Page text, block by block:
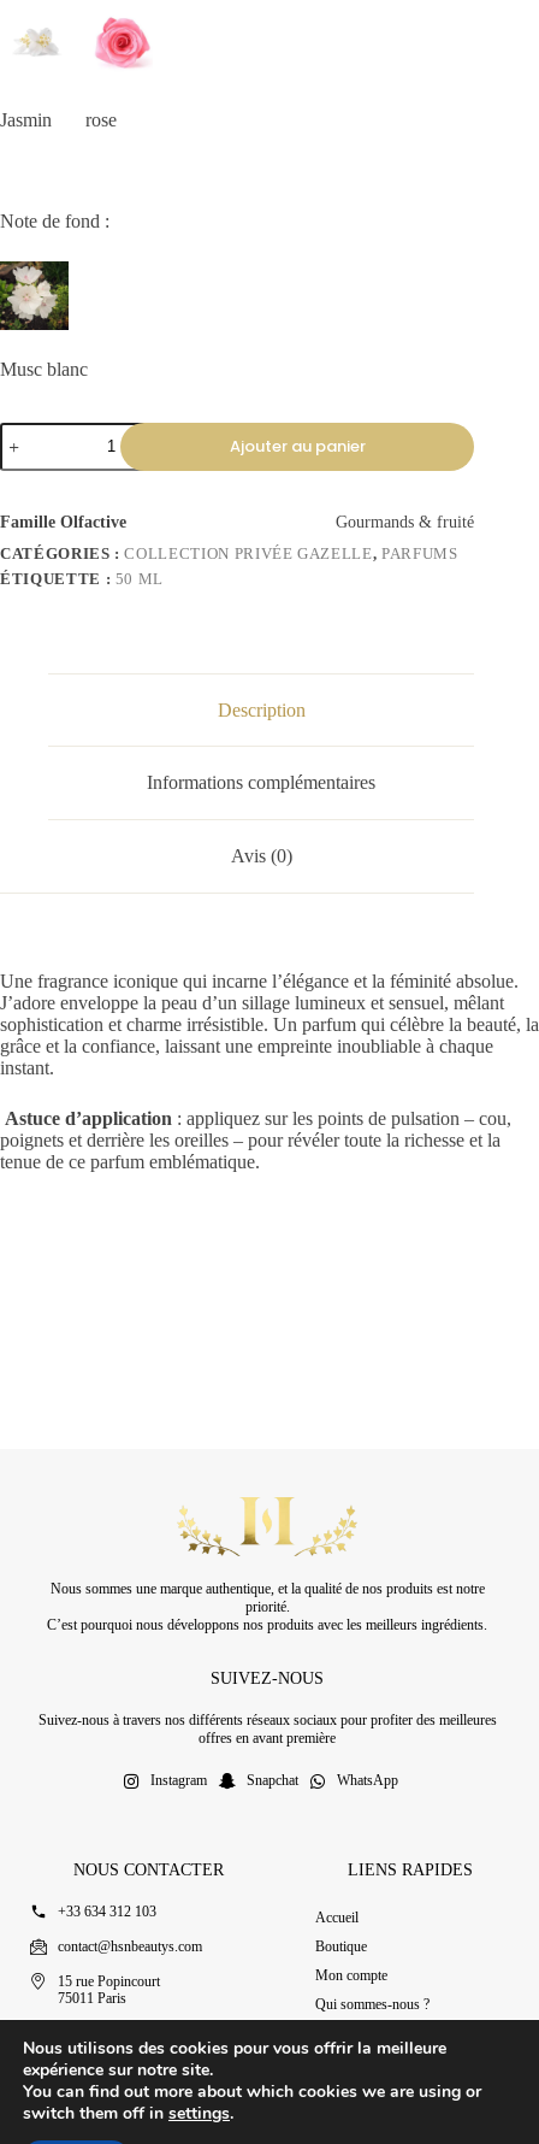
Jasmin rose
Note de fond :
Musc blanc
Ajouter au panier
Famille Olfactive
Gourmands & fruité
CATÉGORIES :COLLECTION PRIVÉE GAZELLE,PARFUMS
ÉTIQUETTE : 50 ML
Description
Informations complémentaires
Avis (0)
Une fragrance iconique qui incarne l’élégance et la féminité absolue.
J’adore enveloppe la peau d’un sillage lumineux et sensuel, mêlant
sophistication et charme irrésistible. Un parfum qui célèbre la beauté, la
grâce et la confiance, laissant une empreinte inoubliable à chaque
instant.
Astuce d’application : appliquez sur les points de pulsation – cou,
poignets et derrière les oreilles – pour révéler toute la richesse et la
tenue de ce parfum emblématique.
Nous sommes une marque authentique, et la qualité de nos produits est notre
priorité.
C’est pourquoi nous développons nos produits avec les meilleurs ingrédients.
SUIVEZ-NOUS
Suivez-nous à travers nos différents réseaux sociaux pour profiter des meilleures
offres en avant première
Instagram Snapchat WhatsApp
NOUS CONTACTER
+33 634 312 103
contact@hsnbeautys.com
15 rue Popincourt
75011 Paris
LIENS RAPIDES
Accueil
Boutique
Mon compte
Qui sommes-nous ?
Nous utilisons des cookies pour vous offrir la meilleure
expérience sur notre site.
You can find out more about which cookies we are using or
switch them off in settings.